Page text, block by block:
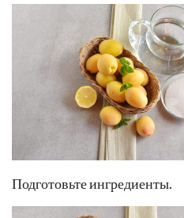
Подготовьте ингредиенты.